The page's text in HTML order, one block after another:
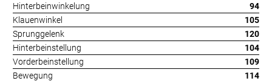
Hinterbeinwinkelung
94
Klauenwinkel
105
Sprunggelenk
120
Hinterbeinstellung
104
Vorderbeinstellung
109
Bewegung
114